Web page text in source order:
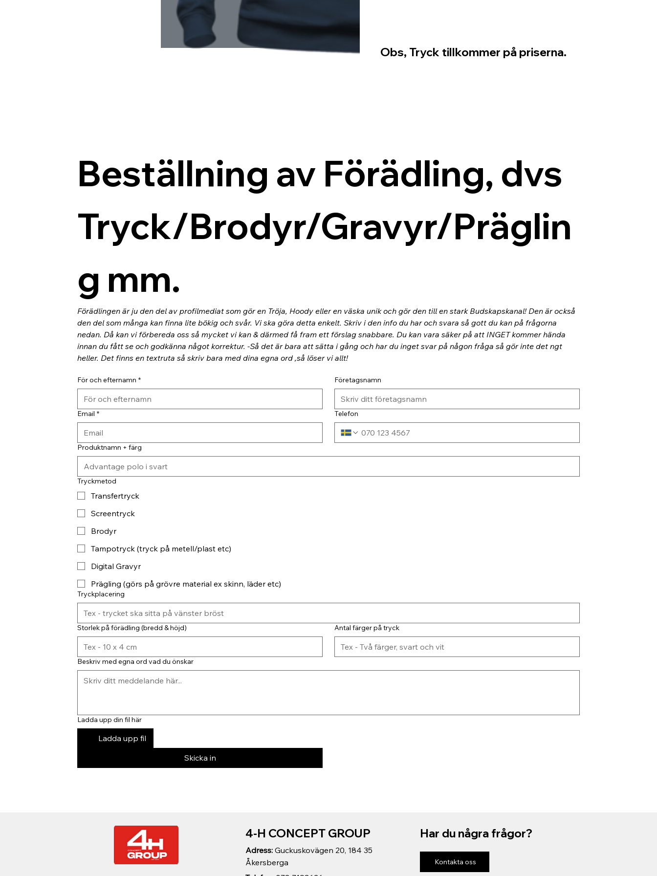
Obs, Tryck tillkommer på priserna.
Beställning av Förädling, dvs
Tryck/Brodyr/Gravyr/Präglin
g mm.
Förädlingen är ju den del av profilmediat som gör en Tröja, Hoody eller en väska unik och gör den till en stark Budskapskanal! Den är också
den del som många kan finna lite bökig och svår. Vi ska göra detta enkelt. Skriv i den info du har och svara så gott du kan på frågorna
nedan. Då kan vi förbereda oss så mycket vi kan & därmed få fram ett förslag snabbare. Du kan vara säker på att INGET kommer hända
innan du fått se och godkänna något korrektur. -Så det är bara att sätta i gång och har du inget svar på någon fråga så gör inte det ngt
heller. Det finns en textruta så skriv bara med dina egna ord ,så löser vi allt!
För och efternamn * Företagsnamn
Email * Telefon
Produktnamn + färg
Tryckmetod
Transfertryck
Screentryck
Brodyr
Tampotryck (tryck på metell/plast etc)
Digital Gravyr
Prägling (görs på grövre material ex skinn, läder etc)
Tryckplacering
Storlek på förädling (bredd & höjd) Antal färger på tryck
Beskriv med egna ord vad du önskar
Ladda upp din fil här
Ladda upp fil
Skicka in
Adress: Guckuskovägen 20, 184 35
Åkersberga
4-H CONCEPT GROUP Har du några frågor?
Kontakta oss